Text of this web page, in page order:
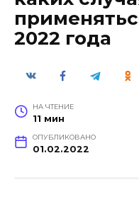
2022 года
НА ЧТЕНИЕ
11 мин
ОПУБЛИКОВАНО
01.02.2022